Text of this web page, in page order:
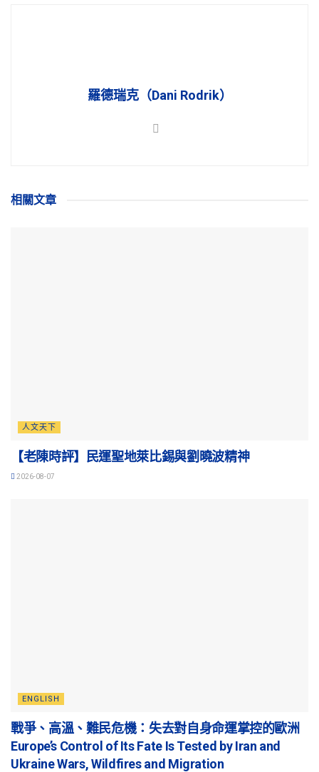
羅德瑞克（Dani Rodrik）
相關文章
人文天下
【老陳時評】民運聖地萊比錫與劉曉波精神
2026-08-07
ENGLISH
戰爭、高溫、難民危機：失去對自身命運掌控的歐洲
Europe’s Control of Its Fate Is Tested by Iran and
Ukraine Wars, Wildfires and Migration